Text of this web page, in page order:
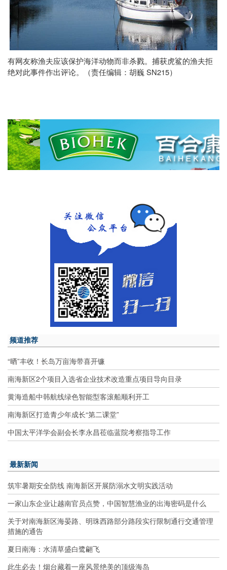
有网友称渔夫应该保护海洋动物而非杀戮。捕获虎鲨的渔夫拒
绝对此事件作出评论。（责任编辑：胡巍 SN215）
频道推荐
“晒”丰收！长岛万亩海带喜开镰
南海新区2个项目入选省企业技术改造重点项目导向目录
黄海造船中韩航线绿色智能型客滚船顺利开工
南海新区打造青少年成长“第二课堂”
中国太平洋学会副会长李永昌莅临蓝院考察指导工作
最新新闻
筑牢暑期安全防线 南海新区开展防溺水文明实践活动
一家山东企业让越南官员点赞，中国智慧渔业的出海密码是什么
关于对南海新区海晏路、明珠西路部分路段实行限制通行交通管理
措施的通告
夏日南海：水清草盛白鹭翩飞
此生必去！烟台藏着一座风景绝美的顶级海岛